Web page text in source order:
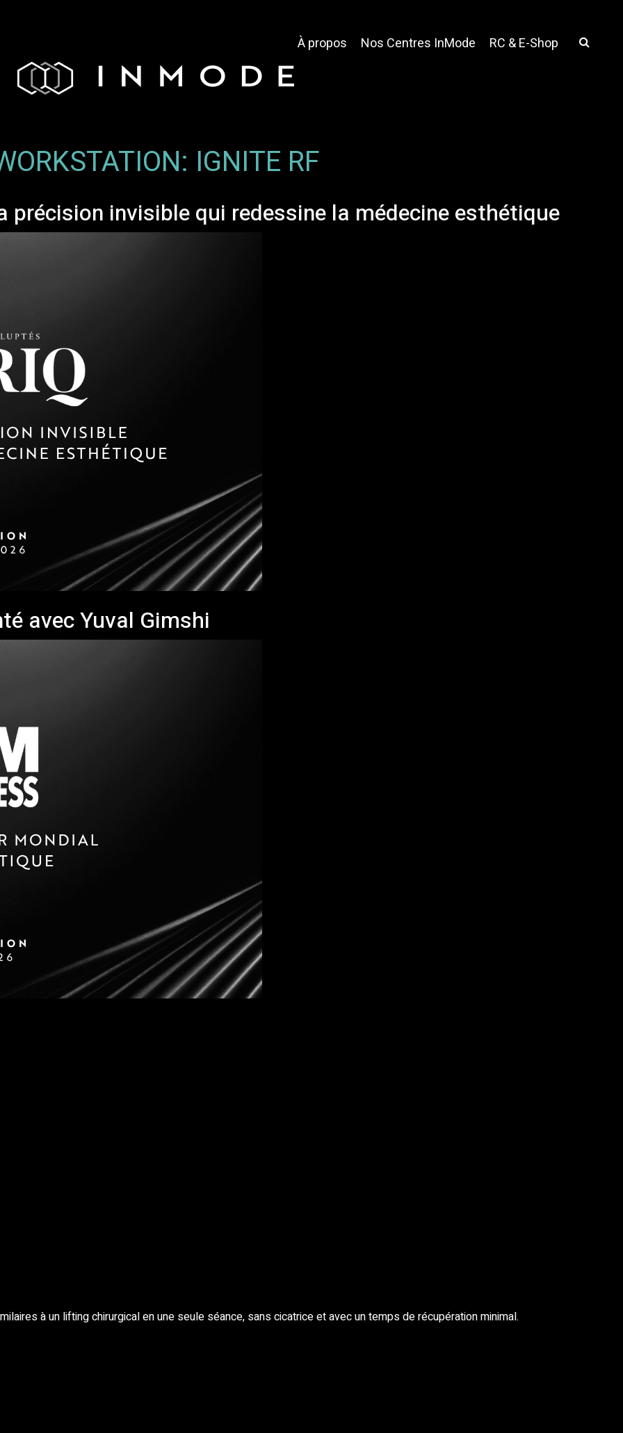
À propos Nos Centres InMode RC & E-Shop
IGNITE RF
précision invisible qui redessine la médecine esthétique
avec Yuval Gimshi
à un lifting chirurgical en une seule séance, sans cicatrice et avec un temps de récupération minimal.